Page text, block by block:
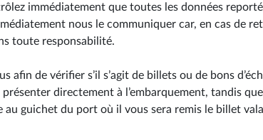
immédiatement que toutes les données
nous le communiquer car, en cas de
toute responsabilité.
afin de vérifier s’il s’agit de billets ou de bons
directement à l’embarquement, tandis
au guichet du port où il vous sera remis le billet